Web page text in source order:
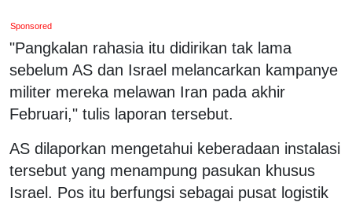
Sponsored
"Pangkalan rahasia itu didirikan tak lama
sebelum AS dan Israel melancarkan kampanye
militer mereka melawan Iran pada akhir
Februari," tulis laporan tersebut.
AS dilaporkan mengetahui keberadaan instalasi
tersebut yang menampung pasukan khusus
Israel. Pos itu berfungsi sebagai pusat logistik